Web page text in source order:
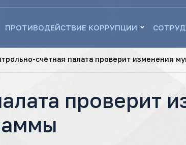
ПРОТИВОДЕЙСТВИЕ КОРРУПЦИИ
счётная палата проверит изменения
проверит